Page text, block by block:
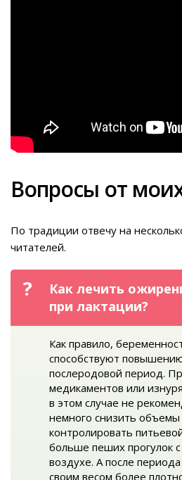
Вопросы от
По традиции отвечу на
читателей.
Как лечить
при лактации?
Как правило,
способствуют
послеродовой период.
медикаментов или
в этом случае не
немного снизить
контролировать
больше пеших прогулок
воздухе. А после
своим весом более